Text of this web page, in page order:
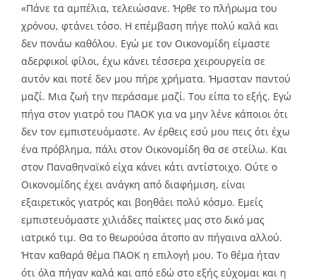
«Πάνε τα αμπέλια, τελειώσανε. Ήρθε το πλήρωμα του
χρόνου, φτάνει τόσο. Η επέμβαση πήγε πολύ καλά και
δεν πονάω καθόλου. Εγώ με τον Οικονομίδη είμαστε
αδερφικοί φίλοι, έχω κάνει τέσσερα χειρουργεία σε
αυτόν και ποτέ δεν μου πήρε χρήματα. Ήμασταν παντού
μαζί. Μια ζωή την περάσαμε μαζί. Του είπα το εξής. Εγώ
πήγα στον γιατρό του ΠΑΟΚ για να μην λένε κάποιοι ότι
δεν τον εμπιστευόμαστε. Αν έρθεις εσύ μου πεις ότι έχω
ένα πρόβλημα, πάλι στον Οικονομίδη θα σε στείλω. Και
στον Παναθηναϊκό είχα κάνει κάτι αντίστοιχο. Ούτε ο
Οικονομίδης έχει ανάγκη από διαφήμιση, είναι
εξαιρετικός γιατρός και βοηθάει πολύ κόσμο. Εμείς
εμπιστευόμαστε χιλιάδες παίκτες μας στο δικό μας
ιατρικό τιμ. Θα το θεωρούσα άτοπο αν πήγαινα αλλού.
Ήταν καθαρά θέμα ΠΑΟΚ η επιλογή μου. Το θέμα ήταν
ότι όλα πήγαν καλά και από εδώ στο εξής εύχομαι και η